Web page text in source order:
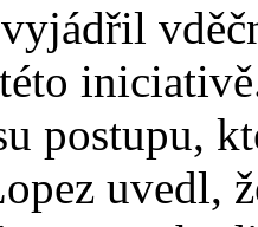
postupu,
uvedl,